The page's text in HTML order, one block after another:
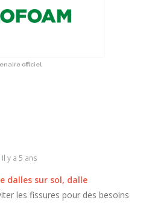
officiel
il y a 5 ans
dalles sur sol, dalle
les fissures pour des besoins